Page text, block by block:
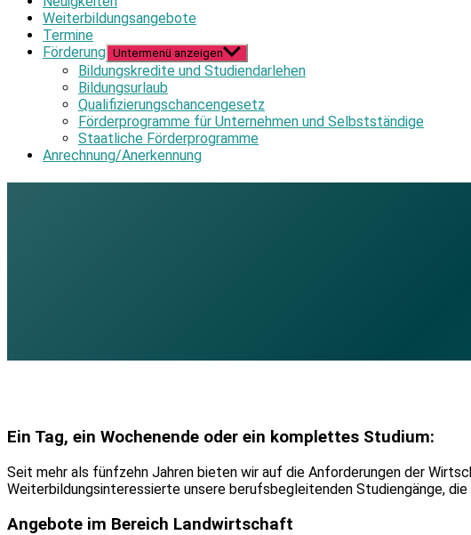
Weiterbildungsangebote
Termine
Förderung Untermenü anzeigen
Bildungskredite und Studiendarlehen
Bildungsurlaub
Qualifizierungschancengesetz
Förderprogramme für Unternehmen und Selbstständige
Staatliche Förderprogramme
Anrechnung/Anerkennung
Ein Tag, ein Wochenende oder ein komplettes Studium:
Seit mehr als fünfzehn Jahren bieten wir auf die Anforderungen der
Weiterbildungsinteressierte unsere berufsbegleitenden Studiengänge,
Angebote im Bereich Landwirtschaft